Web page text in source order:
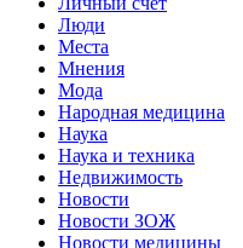
Люди
Места
Мнения
Мода
Народная медицина
Наука
Наука и техника
Недвижимость
Новости
Новости ЗОЖ
Новости медицины